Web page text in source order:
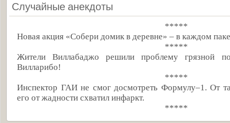
Случайные анекдоты
*****
Новая акция «Собери домик в деревне» – в каждом
*****
Жители Виллабаджо решили проблему грязной
Вилларибо!
*****
Инспектор ГАИ не смог досмотреть Формулу–1. От
его от жадности схватил инфаркт.
*****